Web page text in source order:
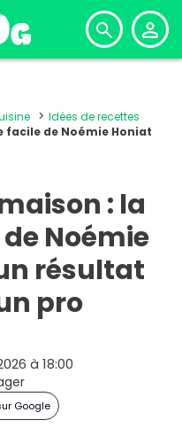
Idées de recettes
facile de Noémie Honiat
: la
Noémie
résultat
pro
à 18:00
Google